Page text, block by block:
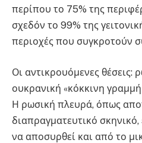
περίπου το 75% της
σχεδόν το 99% της
περιοχές που συγκροτούν
Οι αντικρουόμενες θέσεις:
ουκρανική «κόκκινη
Η ρωσική πλευρά, όπως
διαπραγματευτικό
να αποσυρθεί και από το